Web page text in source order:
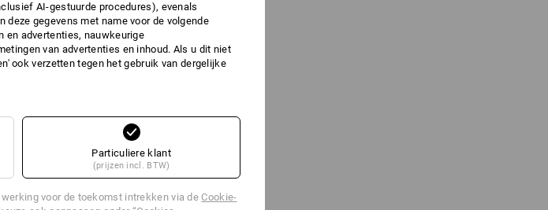
AI-gestuurde procedures), evenals
gegevens met name voor de volgende
en advertenties, nauwkeurige
van advertenties en inhoud. Als u dit niet
ook verzetten tegen het gebruik van dergelijke
Particuliere klant
(prijzen incl. BTW)
voor de toekomst intrekken via deCookie-